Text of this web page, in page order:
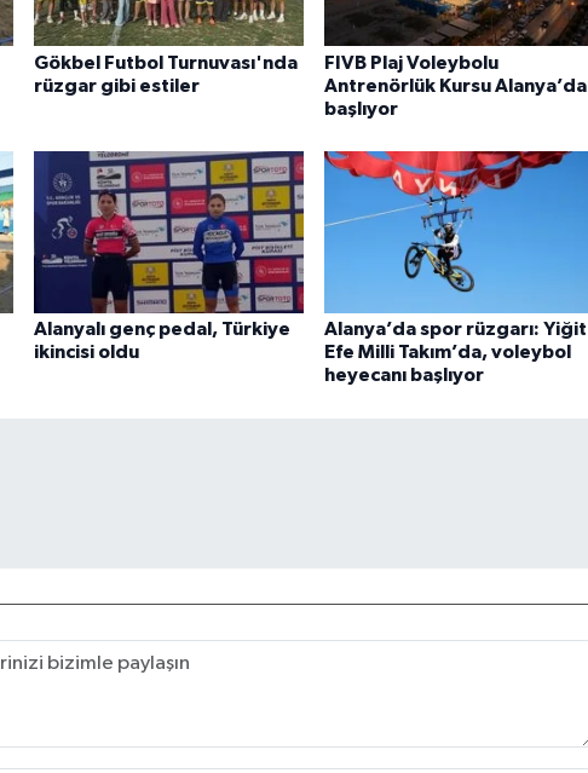
Gökbel Futbol Turnuvası'nda
rüzgar gibi estiler
FIVB Plaj Voleybolu
Antrenörlük Kursu Alanya’da
başlıyor
Alanyalı genç pedal, Türkiye
ikincisi oldu
Alanya’da spor rüzgarı: Yiğit
Efe Milli Takım’da, voleybol
heyecanı başlıyor